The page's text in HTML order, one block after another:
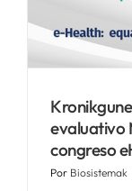
SERVICIOS
APOYO I+D+I
evaluativo
congreso
Por Biosistemak